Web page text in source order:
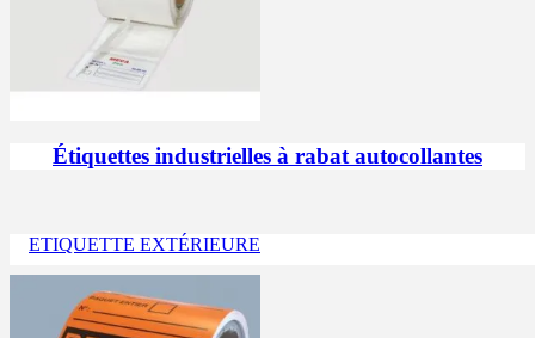
Étiquettes industrielles à rabat autocollantes
ETIQUETTE EXTÉRIEURE